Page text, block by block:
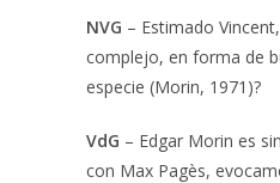
NVG – Estimado
complejo, en forma de
especie (Morin, 1971)?
VdG – Edgar Morin es
con Max Pagès,